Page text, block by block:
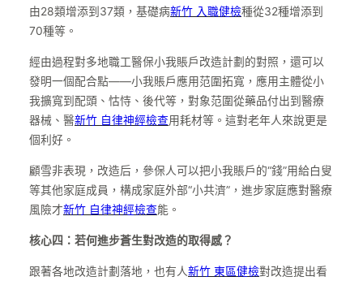
由28類增添到37類，基礎病新竹 入職健檢種從32種增添到
70種等。
經由過程對多地職工醫保小我賬戶改造計劃的對照，還可以
發明一個配合點——小我賬戶應用范圍拓寬，應用主體從小
我擴寬到配頭、怙恃、後代等，對象范圍從藥品付出到醫療
器械、醫新竹 自律神經檢查用耗材等。這對老年人來說更是
個利好。
顧雪非表現，改造后，參保人可以把小我賬戶的“錢”用給白叟
等其他家庭成員，構成家庭外部“小共濟”，進步家庭應對醫療
風險才新竹 自律神經檢查能。
核心四：若何進步蒼生對改造的取得感？
跟著各地改造計劃落地，也有人新竹 東區健檢對改造提出看